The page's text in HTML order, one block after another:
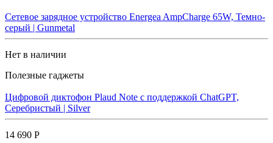
Сетевое зарядное устройство Energea AmpCharge 65W, Темно-
серый | Gunmetal
Нет в наличии
Полезные гаджеты
Цифровой диктофон Plaud Note с поддержкой ChatGPT,
Серебристый | Silver
14 690 Р